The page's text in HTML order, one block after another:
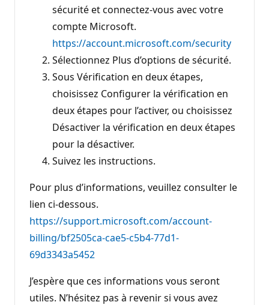
sécurité et connectez-vous avec votre
compte Microsoft.
https://account.microsoft.com/security
Sélectionnez Plus d’options de sécurité.
Sous Vérification en deux étapes,
choisissez Configurer la vérification en
deux étapes pour l’activer, ou choisissez
Désactiver la vérification en deux étapes
pour la désactiver.
Suivez les instructions.
Pour plus d’informations, veuillez consulter le
lien ci-dessous.
https://support.microsoft.com/account-
billing/bf2505ca-cae5-c5b4-77d1-
69d3343a5452
J’espère que ces informations vous seront
utiles. N’hésitez pas à revenir si vous avez